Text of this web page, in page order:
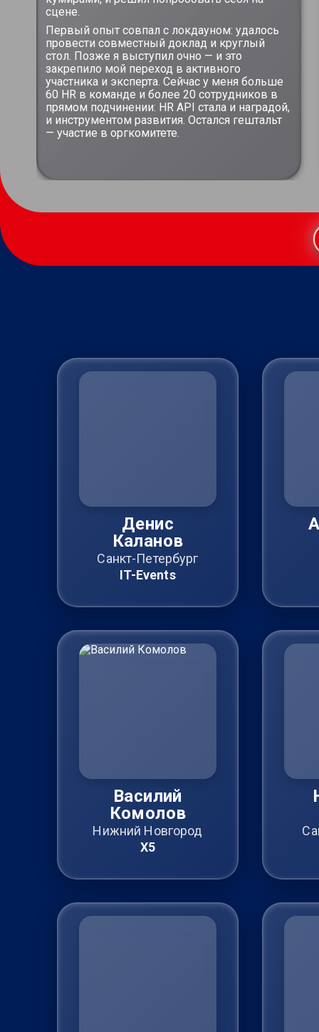
сцене.
Первый опыт совпал с локдауном: удалось
провести совместный доклад и круглый
стол. Позже я выступил очно — и это
закрепило мой переход в активного
участника и эксперта. Сейчас у меня больше
60 HR в команде и более 20 сотрудников в
прямом подчинении: HR API стала и наградой,
и инструментом развития. Остался гештальт
— участие в оргкомитете.
Денис
Каланов
Санкт-Петербург
IT-Events
Василий
Комолов
Нижний Новгород
X5